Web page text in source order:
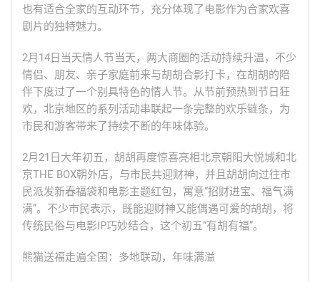
也有适合全家的互动环节，充分体现了电影作为合家欢喜
剧片的独特魅力。
2月14日当天情人节当天，两大商圈的活动持续升温，不少
情侣、朋友、亲子家庭前来与胡胡合影打卡，在胡胡的陪
伴下度过了一个别具特色的情人节。从节前预热到节日狂
欢，北京地区的系列活动串联起一条完整的欢乐链条，为
市民和游客带来了持续不断的年味体验。
2月21日大年初五，胡胡再度惊喜亮相北京朝阳大悦城和北
京THE BOX朝外店，与市民共迎财神，并且胡胡向过往市
民派发新春福袋和电影主题红包，寓意“招财进宝、福气满
满”。不少市民表示，既能迎财神又能偶遇可爱的胡胡，将
传统民俗与电影IP巧妙结合，这个初五“有胡有福”。
熊猫送福走遍全国：多地联动，年味满溢